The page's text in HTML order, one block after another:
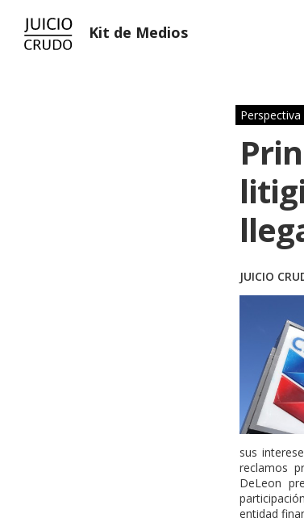
Kit de Medios
Perspectiva
JUICIO
sus
reclamos
DeLeon
entidad